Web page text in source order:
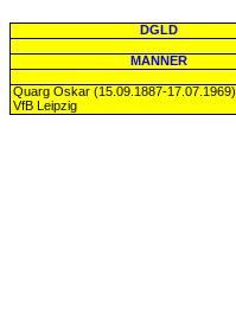
DGLD
MÄNNER
Quarg Oskar (15.09.1887-17.07.1969)
VfB Leipzig